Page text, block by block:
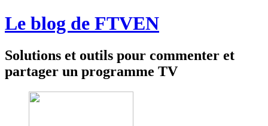
Le blog de FTVEN
Solutions et outils pour commenter et
partager un programme TV